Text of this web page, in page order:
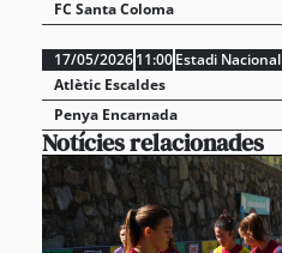
FC Santa Coloma
17/05/202611:00Estadi Nacional
Atlètic Escaldes
Penya Encarnada
Notícies relacionades